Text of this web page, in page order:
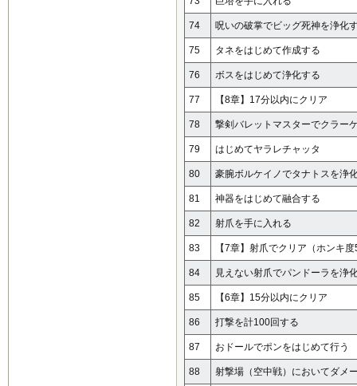
74 呪いの破掌でビッグ死神を浄化
75 タネをはじめて作成する
76 ボスをはじめて浄化する
77 【8章】17分以内にクリア
78 撃剣バレットマスターでクラー
79 はじめてヤラレチャッタ
80 豪腕ボルケイノでタナトスを浄
81 神器をはじめて融合する
82 射爪を手に入れる
83 【7章】射爪でクリア（ホンキ
84 見えない射爪でパンドーラを浄
85 【6章】15分以内にクリア
86 打撃を計100回する
87 おドールでポンをはじめて行う
88 射撃場（空中戦）においてダメ